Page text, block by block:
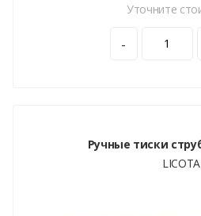
Уточните
-
Ручные тиски
LICOTA